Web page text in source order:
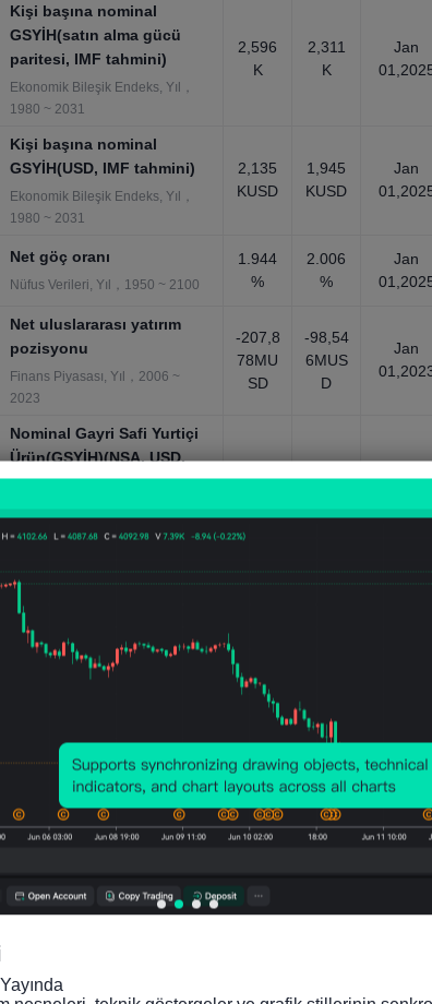
Kişi başına nominal
GSYİH(satın alma gücü
paritesi, IMF tahmini)
Ekonomik Bileşik Endeks, Yıl，
1980 ~ 2031
2,596
K
2,311
K
Jan
Kişi başına nominal
GSYİH(USD, IMF tahmini)
Ekonomik Bileşik Endeks, Yıl，
1980 ~ 2031
2,135
KUSD
1,945
KUSD
Jan
Net göç oranı
Nüfus Verileri, Yıl，1950 ~ 2100
1.944
%
2.006
%
Jan
Net uluslararası yatırım
pozisyonu
Finans Piyasası, Yıl，2006 ~
2023
-207,8
78MU
SD
-98,54
6MUS
D
Jan
Nominal Gayri Safi Yurtiçi
Ürün(GSYİH)(NSA, USD,
IMF tahmini)
1980 ~ 2031
Ürün(GSYİH)(Satın Alma
Gücü Paritesi, IMF
tahmini)
Ekonomik Bileşik Endeks, Yıl，
Ürün(GSYİH)-Gayri Safi
Sermaye Oluşumu(USD)
Ekonomik Bileşik Endeks, Yıl，
1980 ~ 2024
308,2
5MUS
D
323,3
88MU
SD
Jan
01,2024
Sermaye Oluşumu-
1980 ~ 2024